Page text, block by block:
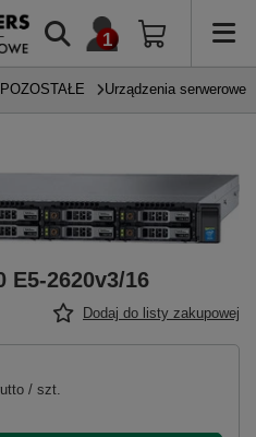
POZOSTAŁE Urządzenia serwerowe
E5-2620v3/16
Dodaj do listy zakupowej
/ szt.